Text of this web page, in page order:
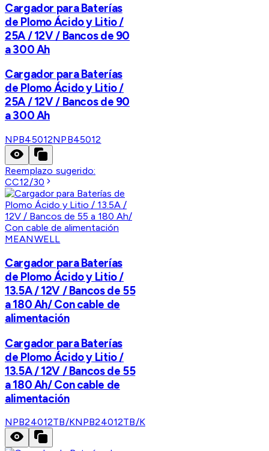
Cargador para Baterías
de Plomo Ácido y Litio /
25A / 12V / Bancos de 90
a 300 Ah
Cargador para Baterías
de Plomo Ácido y Litio /
25A / 12V / Bancos de 90
a 300 Ah
NPB45012NPB45012
Reemplazo sugerido:
CC12/30
MEANWELL
Cargador para Baterías
de Plomo Ácido y Litio /
13.5A / 12V / Bancos de 55
a 180 Ah/ Con cable de
alimentación
Cargador para Baterías
de Plomo Ácido y Litio /
13.5A / 12V / Bancos de 55
a 180 Ah/ Con cable de
alimentación
NPB24012TB/KNPB24012TB/K